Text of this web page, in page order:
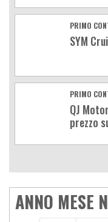
PRIMO
SYM
PRIMO
QJ
prezzo
ANNO MESE